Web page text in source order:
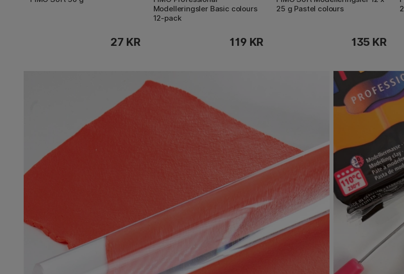
27 KR
Modelleringsler Basic colours
12-pack
119 KR
25 g Pastel colours
135 KR